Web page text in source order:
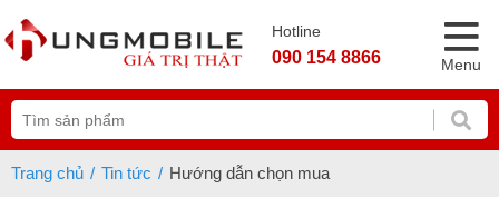
Hotline
090 154 8866 Menu
Trang chủ Tin tức Hướng dẫn chọn mua